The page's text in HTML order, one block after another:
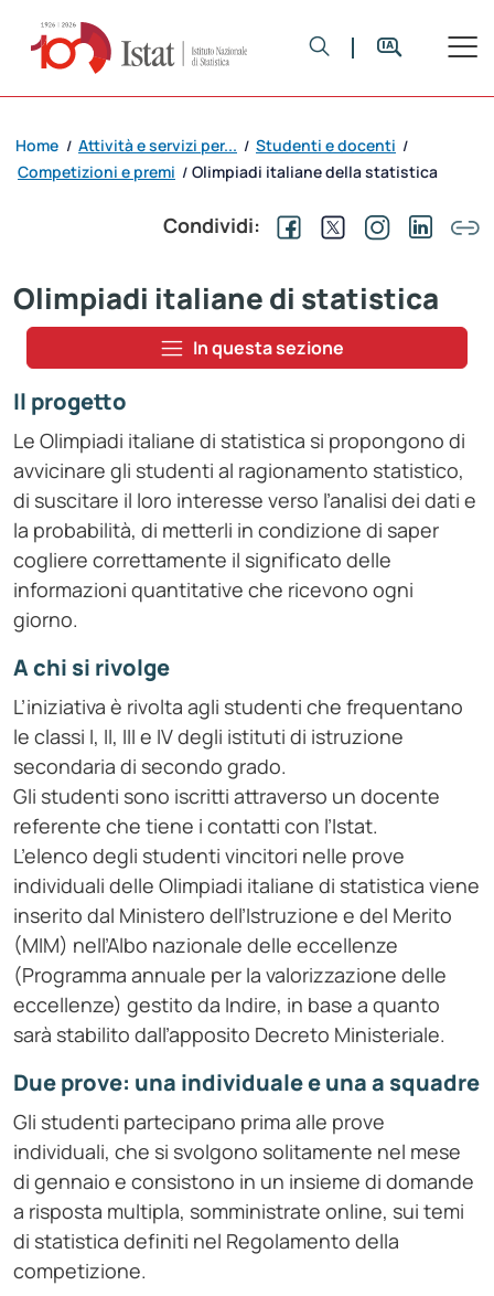
Home / Attività e servizi per... / Studenti e docenti /
Competizioni e premi / Olimpiadi italiane della statistica
Condividi:
Olimpiadi italiane di statistica
In questa sezione
Il progetto
Le Olimpiadi italiane di statistica si propongono di
avvicinare gli studenti al ragionamento statistico,
di suscitare il loro interesse verso l’analisi dei dati e
la probabilità, di metterli in condizione di saper
cogliere correttamente il significato delle
informazioni quantitative che ricevono ogni
giorno.
A chi si rivolge
L’iniziativa è rivolta agli studenti che frequentano
le classi I, II, III e IV degli istituti di istruzione
secondaria di secondo grado.
Gli studenti sono iscritti attraverso un docente
referente che tiene i contatti con l’Istat.
L’elenco degli studenti vincitori nelle prove
individuali delle Olimpiadi italiane di statistica viene
inserito dal Ministero dell’Istruzione e del Merito
(MIM) nell’Albo nazionale delle eccellenze
(Programma annuale per la valorizzazione delle
eccellenze) gestito da Indire, in base a quanto
sarà stabilito dall’apposito Decreto Ministeriale.
Due prove: una individuale e una a squadre
Gli studenti partecipano prima alle prove
individuali, che si svolgono solitamente nel mese
di gennaio e consistono in un insieme di domande
a risposta multipla, somministrate online, sui temi
di statistica definiti nel Regolamento della
competizione.